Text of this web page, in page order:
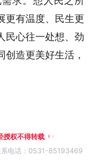
更有温度、民生更
民心往一处想、劲
造更美好生活，
授权不得转载
系电话：0531-85193469